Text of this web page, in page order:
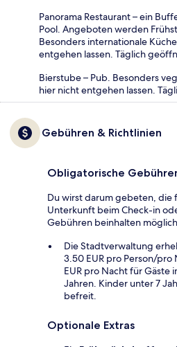
Panorama Restaurant – ein
Pool. Angeboten werden
Besonders internationale
entgehen lassen. Täglich
Bierstube – Pub. Besonders
hier nicht entgehen lassen.
Gebühren & Richtlinien
Obligatorische
Du wirst darum gebeten,
Unterkunft beim Check-in
Gebühren beinhalten
Die Stadtverwaltung
3.50 EUR pro Person/pro
EUR pro Nacht für Gäste
Jahren. Kinder unter 7
befreit.
Optionale Extras